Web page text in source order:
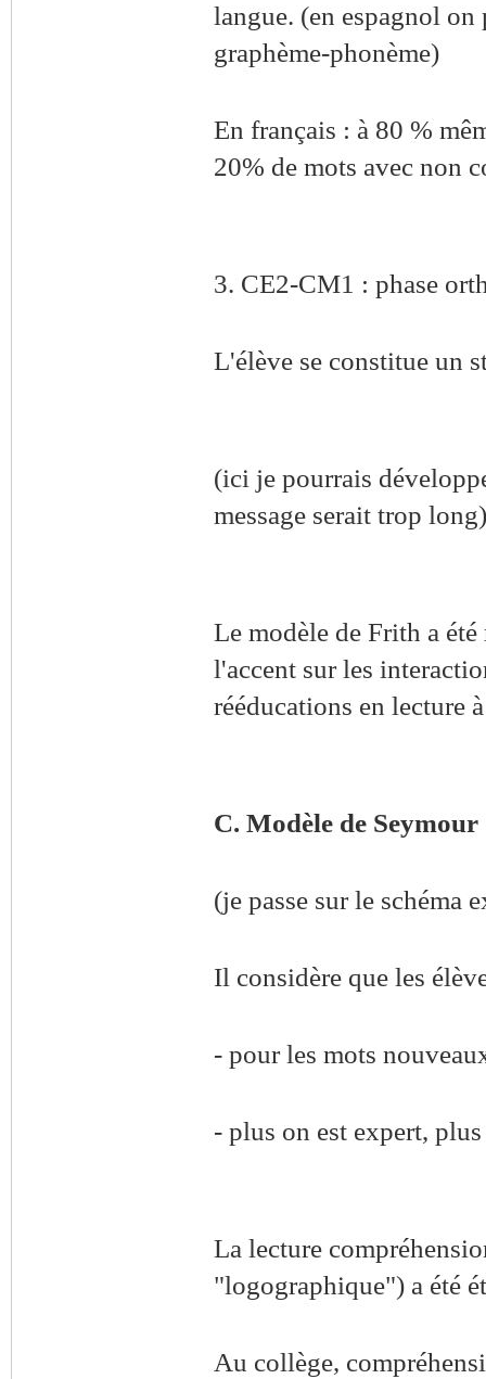
langue. (en espagnol on
graphème-phonème)
En français : à 80 %
20% de mots avec non
3. CE2-CM1 : phase
L'élève se constitue un
(ici je pourrais
message serait trop long)
Le modèle de Frith a
l'accent sur les
rééducations en lecture
C. Modèle de Seymour
(je passe sur le schéma
Il considère que les
- pour les mots
- plus on est expert,
La lecture
"logographique") a été
Au collège,